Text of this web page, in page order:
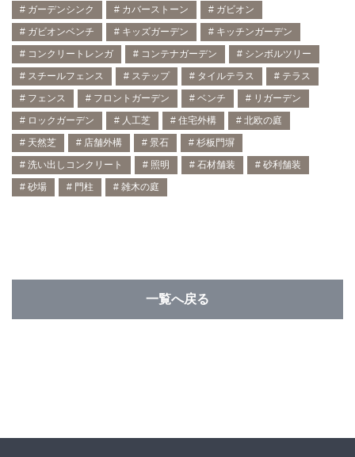
# ガーデンシンク
# カバーストーン
# ガビオン
# ガビオンベンチ
# キッズガーデン
# キッチンガーデン
# コンクリートレンガ
# コンテナガーデン
# シンボルツリー
# スチールフェンス
# ステップ # タイルテラス
# テラス
# フェンス
# フロントガーデン # ベンチ
# リガーデン
# ロックガーデン
# 人工芝 # 住宅外構
# 北欧の庭
# 天然芝
# 店舗外構 # 景石
# 杉板門塀
# 洗い出しコンクリート
# 照明 # 石材舗装
# 砂利舗装
# 砂場
# 門柱 # 雑木の庭
一覧へ戻る